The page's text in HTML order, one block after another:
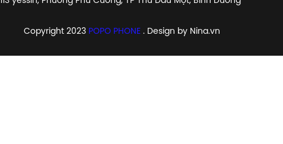
Copyright 2023 POPO PHONE . Design by Nina.vn